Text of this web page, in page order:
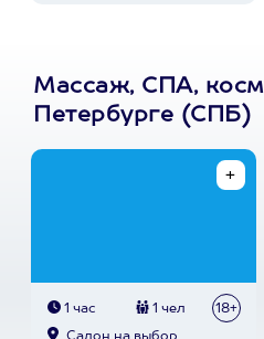
Массаж, СПА,
Петербурге (СПБ)
1 час 1 чел 18+